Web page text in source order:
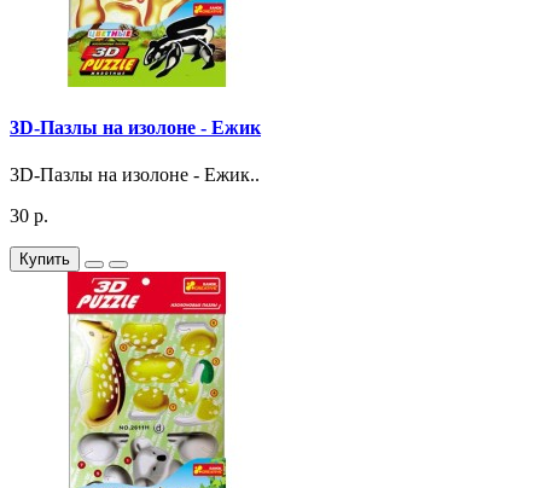
3D-Пазлы на изолоне - Ежик
3D-Пазлы на изолоне - Ежик..
30 р.
Купить